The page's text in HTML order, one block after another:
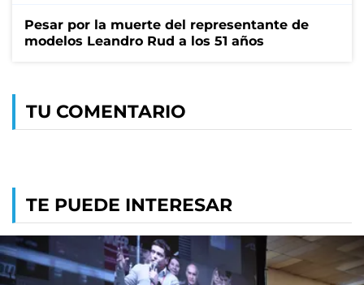
Pesar por la muerte del representante de
modelos Leandro Rud a los 51 años
TU COMENTARIO
TE PUEDE INTERESAR